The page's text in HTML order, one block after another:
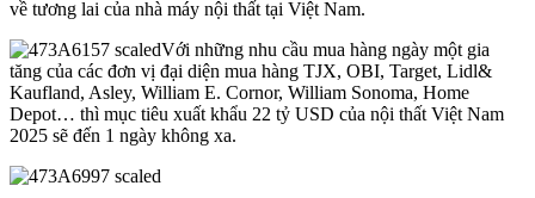
về tương lai của nhà máy nội thất tại Việt Nam.
Với những nhu cầu mua hàng ngày một gia
tăng của các đơn vị đại diện mua hàng TJX, OBI, Target, Lidl&
Kaufland, Asley, William E. Cornor, William Sonoma, Home
Depot… thì mục tiêu xuất khẩu 22 tỷ USD của nội thất Việt Nam
2025 sẽ đến 1 ngày không xa.